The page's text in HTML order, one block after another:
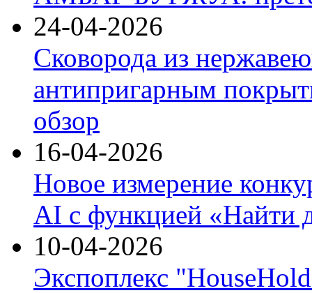
24-04-2026
Сковорода из
антипригарным
обзор
16-04-2026
Новое измерение
AI с функцией «Найти
10-04-2026
Экспоплекс